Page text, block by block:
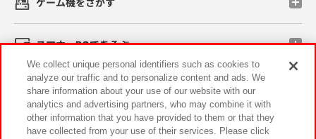
ゲーム機をさがす
スマホ・PCであそぶ
イベント・キャンペーン
We collect unique personal identifiers such as cookies to
analyze our traffic and to personalize content and ads. We
share information about your use of our website with our
analytics and advertising partners, who may combine it with
other information that you have provided to them or that they
have collected from your use of their services. Please click